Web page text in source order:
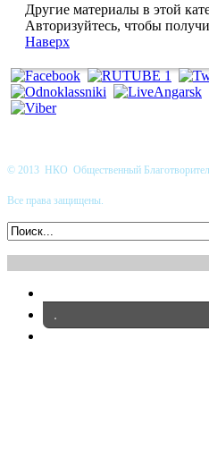
Другие материалы в этой
Авторизуйтесь, чтобы
Наверх
© 2013 НКО Общественный
Все права защищены.
.